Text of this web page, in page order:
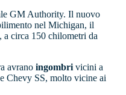
GM Authority. Il nuovo
nel Michigan, il
, a circa 150 chilometri da
avrano ingombri vicini a
Chevy SS, molto vicine ai